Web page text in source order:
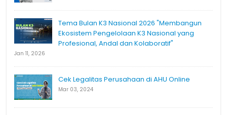
Tema Bulan K3 Nasional 2026 "Membangun
Ekosistem Pengelolaan K3 Nasional yang
Profesional, Andal dan Kolaboratif"
Jan 11, 2026
Cek Legalitas Perusahaan di AHU Online
Mar 03, 2024